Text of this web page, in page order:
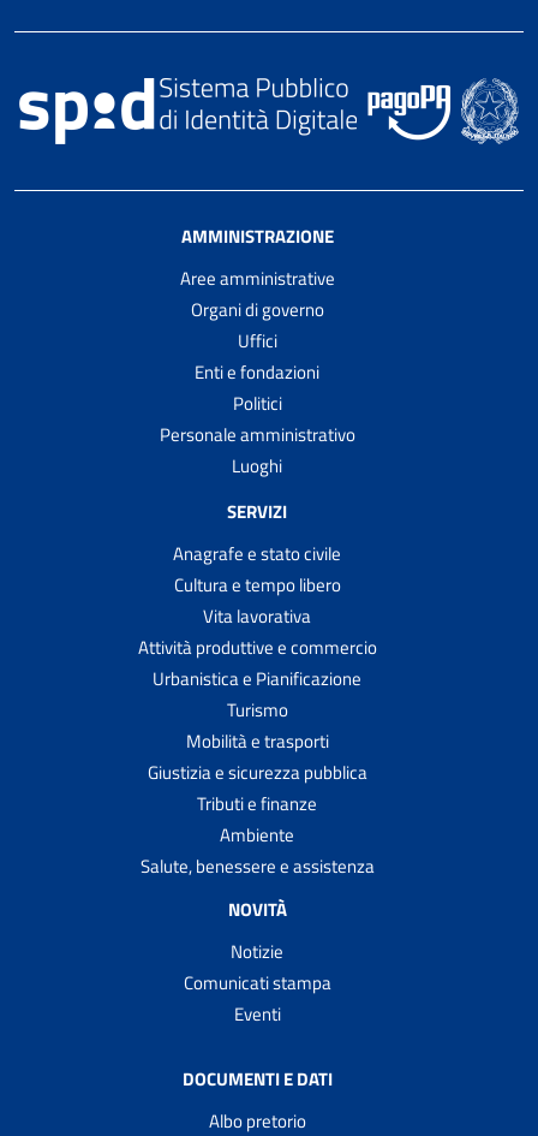
AMMINISTRAZIONE
Aree amministrative
Organi di governo
Uffici
Enti e fondazioni
Politici
Personale amministrativo
Luoghi
SERVIZI
Anagrafe e stato civile
Cultura e tempo libero
Vita lavorativa
Attività produttive e commercio
Urbanistica e Pianificazione
Turismo
Mobilità e trasporti
Giustizia e sicurezza pubblica
Tributi e finanze
Ambiente
Salute, benessere e assistenza
NOVITÀ
Notizie
Comunicati stampa
Eventi
DOCUMENTI E DATI
Albo pretorio